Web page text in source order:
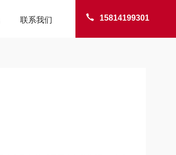
15814199301
联系我们